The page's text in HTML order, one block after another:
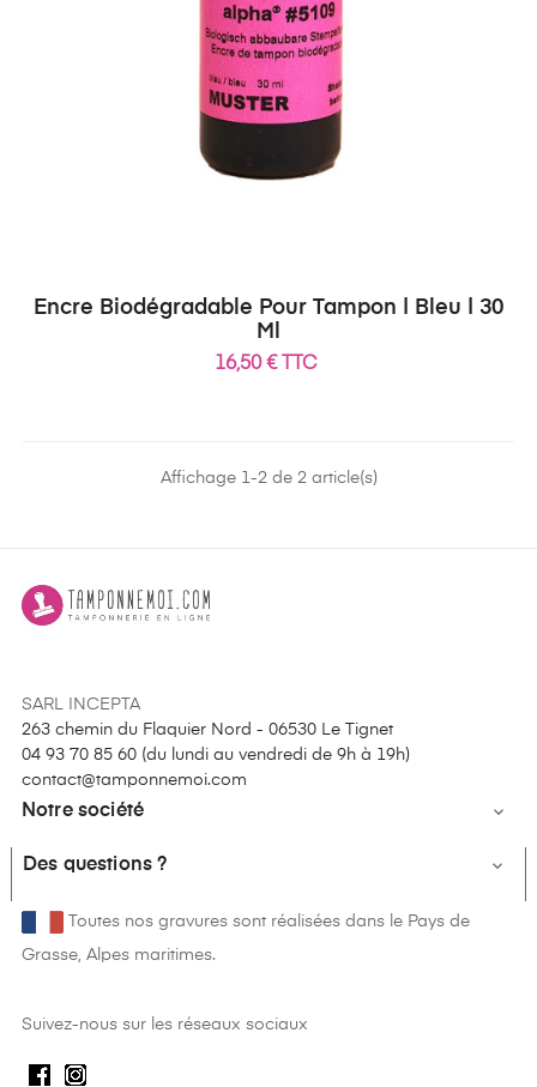
Encre Biodégradable Pour Tampon | Bleu | 30
Ml
16,50 € TTC
Affichage 1-2 de 2 article(s)
SARL INCEPTA
263 chemin du Flaquier Nord - 06530 Le Tignet
04 93 70 85 60 (du lundi au vendredi de 9h à 19h)
contact@tamponnemoi.com
Notre société 
Des questions ? 
Toutes nos gravures sont réalisées dans le Pays de
Grasse, Alpes maritimes.
Suivez-nous sur les réseaux sociaux